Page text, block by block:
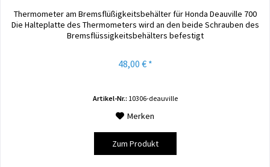
Thermometer am Bremsflüßigkeitsbehälter für Honda Deauville 700
Die Halteplatte des Thermometers wird an den beide Schrauben des
Bremsflüssigkeitsbehälters befestigt
48,00 € *
Artikel-Nr.: 10306-deauville
Merken
Zum Produkt